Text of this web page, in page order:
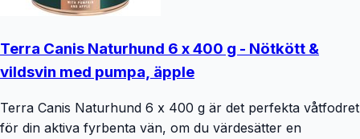
Terra Canis Naturhund 6 x 400 g - Nötkött &
vildsvin med pumpa, äpple
Terra Canis Naturhund 6 x 400 g är det perfekta våtfodret
för din aktiva fyrbenta vän, om du värdesätter en